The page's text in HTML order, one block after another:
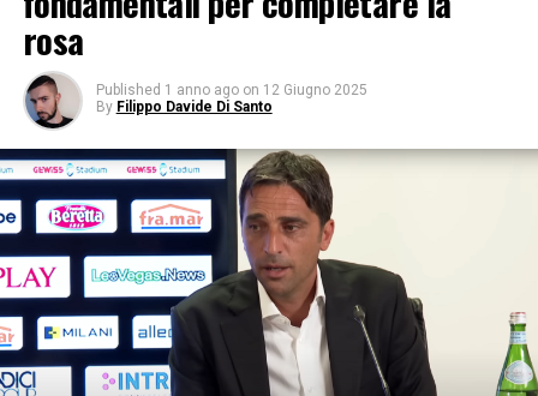
rosa
Published 1 anno ago on 12 Giugno 2025
By Filippo Davide Di Santo